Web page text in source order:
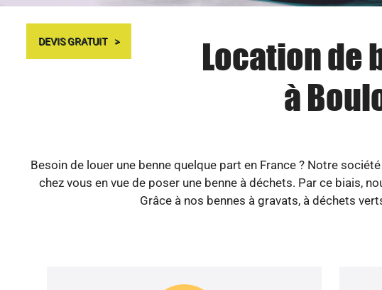
DEVIS GRATUIT
Location de
à
Besoin de louer une benne quelque part en France ? Notre
chez vous en vue de poser une benne à déchets. Par ce biais,
Grâce à nos bennes à gravats, à déchets